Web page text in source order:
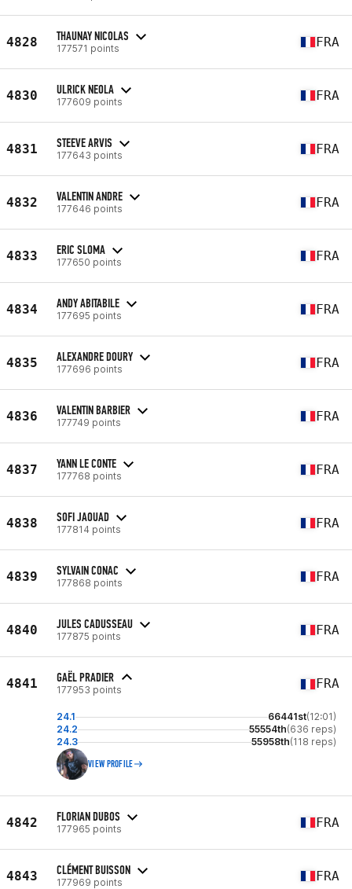
4828 THAUNAY NICOLAS
177571 points FRA
4830 ULRICK NEOLA
177609 points FRA
4831 STEEVE ARVIS
177643 points FRA
4832 VALENTIN ANDRE
177646 points FRA
4833 ERIC SLOMA
177650 points FRA
4834 ANDY ABITABILE
177695 points FRA
4835 ALEXANDRE DOURY
177696 points FRA
4836 VALENTIN BARBIER
177749 points FRA
4837 YANN LE CONTE
177768 points FRA
4838 SOFI JAOUAD
177814 points FRA
4839 SYLVAIN CONAC
177868 points FRA
4840 JULES CADUSSEAU
177875 points FRA
4841 GAËL PRADIER
177953 points FRA
24.1 66441st(12:01)
24.2
55554th(636 reps)
24.3
55958th(118 reps)
VIEW PROFILE
4842 FLORIAN DUBOS
177965 points FRA
4843 CLÉMENT BUISSON
177969 points FRA